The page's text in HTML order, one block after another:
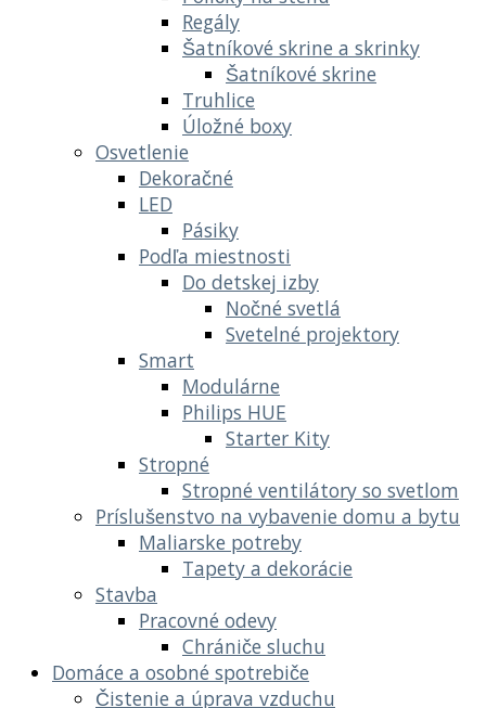
Regály
Šatníkové skrine a skrinky
Šatníkové skrine
Truhlice
Úložné boxy
Osvetlenie
Dekoračné
LED
Pásiky
Podľa miestnosti
Do detskej izby
Nočné svetlá
Svetelné projektory
Smart
Modulárne
Philips HUE
Starter Kity
Stropné
Stropné ventilátory so svetlom
Príslušenstvo na vybavenie domu a bytu
Maliarske potreby
Tapety a dekorácie
Stavba
Pracovné odevy
Chrániče sluchu
Domáce a osobné spotrebiče
Čistenie a úprava vzduchu